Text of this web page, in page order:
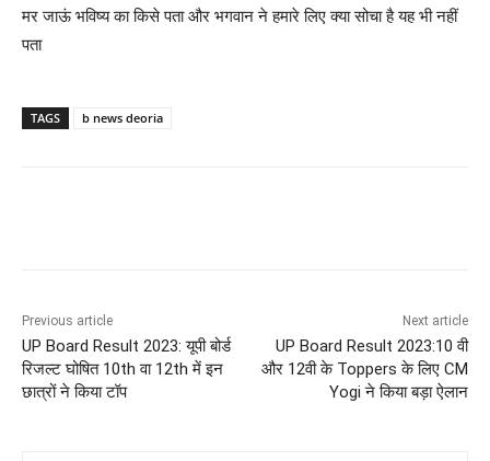
मर जाऊं भविष्य का किसे पता और भगवान ने हमारे लिए क्या सोचा है यह भी नहीं
पता
TAGS b news deoria
Previous article
UP Board Result 2023: यूपी बोर्ड
रिजल्ट घोषित 10th वा 12th में इन
छात्रों ने किया टॉप
Next article
UP Board Result 2023:10 वी
और 12वी के Toppers के लिए CM
Yogi ने किया बड़ा ऐलान